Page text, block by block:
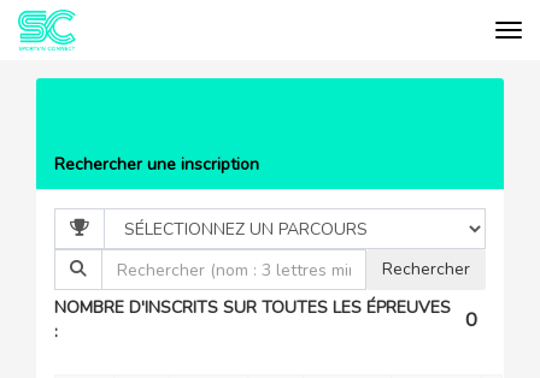
Rechercher une inscription
NOMBRE D'INSCRITS SUR TOUTES LES ÉPREUVES
:
0